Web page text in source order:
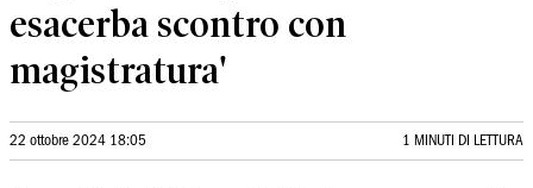
esacerba scontro con
magistratura'
22 ottobre 2024 18:05 1 MINUTI DI LETTURA